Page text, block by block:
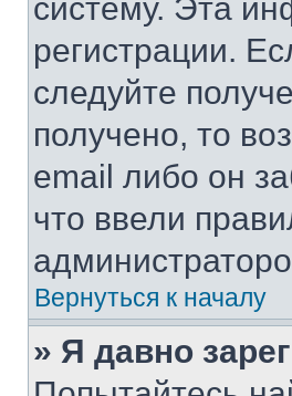
систему. Эта
регистрации.
следуйте
получено, то
email либо он
что ввели
Вернуться к началу
» Я давно